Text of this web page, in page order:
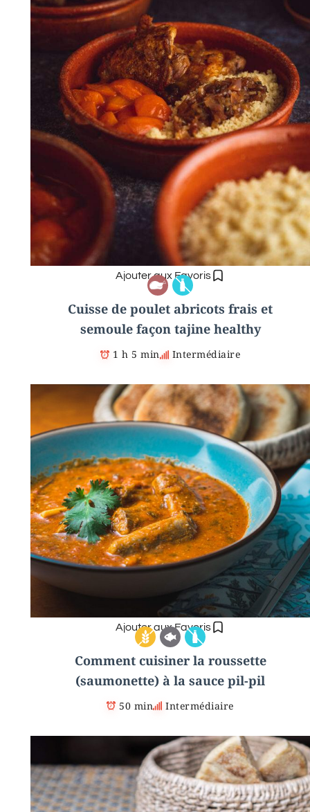
Ajouter aux Favoris
Cuisse de poulet abricots frais et
semoule façon tajine healthy
1 h 5 min Intermédiaire
Ajouter aux Favoris
Comment cuisiner la roussette
(saumonette) à la sauce pil-pil
50 min Intermédiaire